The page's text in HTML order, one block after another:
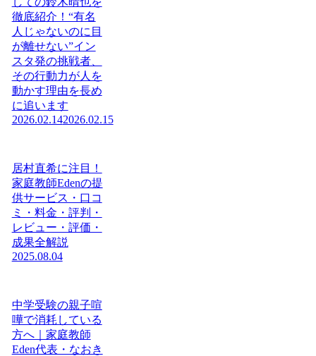
徹底紹介！“有名
人じゃないのに目
が離せない”イン
スタ発の挑戦者、
その行動力が人を
動かす理由を長め
に追います
2026.02.142026.02.15
居村直希に注目！
家庭教師Edenの提
供サービス・口コ
ミ・料金・評判・
レビュー・評価・
成果全解説
2025.08.04
中学受験の親子喧
嘩で消耗している
方へ｜家庭教師
Eden代表・なおき